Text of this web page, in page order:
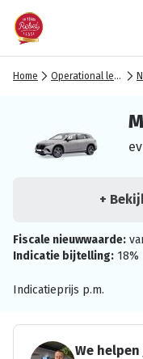
Home Operational lease
+
Fiscale nieuwwaarde:
Indicatie bijtelling: 18%
Indicatieprijs p.m.
We